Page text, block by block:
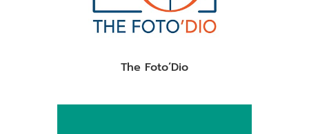
The Foto’Dio